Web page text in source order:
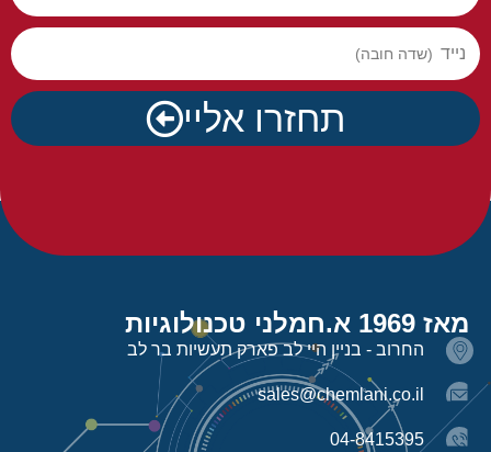
נייד
תחזרו אליי
מאז 1969 א.חמלני טכנולוגיות
החרוב - בניין היי לב פארק תעשיות בר לב
sales@chemlani.co.il
04-8415395